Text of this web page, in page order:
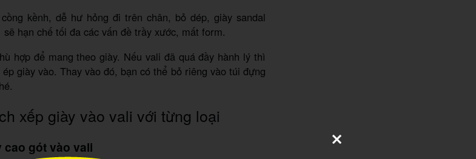
kềnh, dễ hư hỏng đi trên chân, bỏ dép, giày sandal
hạn chế tối đa các vấn đề trầy xước, mất form.
hợp để mang theo giày. Nếu vali đã quá đầy hành lý thì
giày vào. Thay vào đó, bạn có thể bỏ riêng vào túi đựng
xếp giày vào vali với từng loại
cao gót vào vali